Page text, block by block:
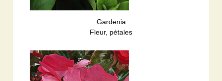
Gardenia
Fleur, pétales